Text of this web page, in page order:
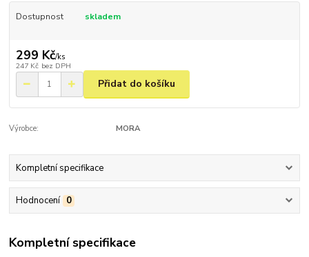
Dostupnost skladem
299 Kč/ks
247 Kč bez DPH
Přidat do košíku
Výrobce: MORA
Kompletní specifikace
Hodnocení 0
Kompletní specifikace